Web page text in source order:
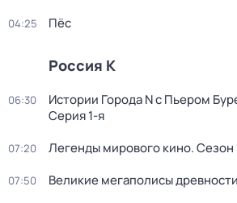
04:25 Пёс
Россия К
06:30 Истории Города N с Пьером
Серия 1-я
07:20 Легенды мирового кино. Сезон
07:50 Великие мегаполисы древности